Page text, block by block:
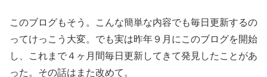
このブログもそう。こんな簡単な内容でも毎日更新するの
ってけっこう大変。でも実は昨年９月にこのブログを開始
し、これまで４ヶ月間毎日更新してきて発見したことがあ
った。 その話はまた改めて。